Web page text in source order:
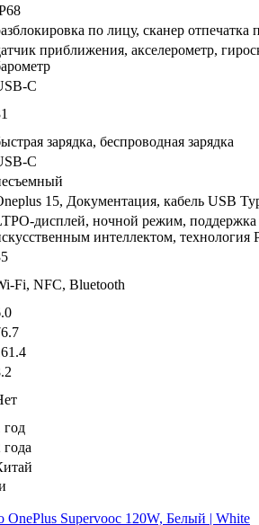
по лицу, сканер отпечатка
приближения, акселерометр,
C
зарядка, беспроводная зарядка
C
15, Документация, кабель USB
дисплей, ночной режим,
интеллектом,
Fi, NFC, Bluetooth
год
года
OnePlus Supervooc 120W, Белый | White